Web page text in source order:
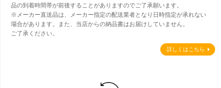
品の到着時間帯が前後することがありますのでご了承願います。
※メーカー直送品は、メーカー指定の配送業者となり日時指定が承れない
場合があります。また、当店からの納品書はお届けしていません。
ご了承ください。
詳しくはこちら